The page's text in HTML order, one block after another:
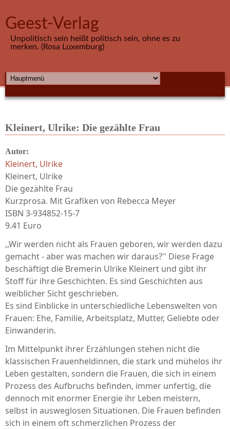
Geest-Verlag
Unpolitisch sein heißt politisch sein, ohne es zu
merken. (Rosa Luxemburg)
HAUPTMENÜ
Kleinert, Ulrike: Die gezählte Frau
Autor:
Kleinert, Ulrike
Kleinert, Ulrike
Die gezählte Frau
Kurzprosa. Mit Grafiken von Rebecca Meyer
ISBN 3-934852-15-7
9.41 Euro
,,Wir werden nicht als Frauen geboren, wir werden dazu
gemacht - aber was machen wir daraus?'' Diese Frage
beschäftigt die Bremerin Ulrike Kleinert und gibt ihr
Stoff für ihre Geschichten. Es sind Geschichten aus
weiblicher Sicht geschrieben.
Es sind Einblicke in unterschiedliche Lebenswelten von
Frauen: Ehe, Familie, Arbeitsplatz, Mutter, Geliebte oder
Einwanderin.
Im Mittelpunkt ihrer Erzählungen stehen nicht die
klassischen Frauenheldinnen, die stark und mühelos ihr
Leben gestalten, sondern die Frauen, die sich in einem
Prozess des Aufbruchs befinden, immer unfertig, die
dennoch mit enormer Energie ihr Leben meistern,
selbst in ausweglosen Situationen. Die Frauen befinden
sich in einem oft schmerzlichen Prozess der